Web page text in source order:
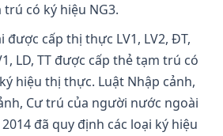
có ký hiệu NG3.
cấp thị thực LV1, LV2, ĐT,
LD, TT được cấp thẻ tạm trú có
hiệu thị thực. Luật Nhập cảnh,
Cư trú của người nước ngoài
đã quy định các loại ký hiệu